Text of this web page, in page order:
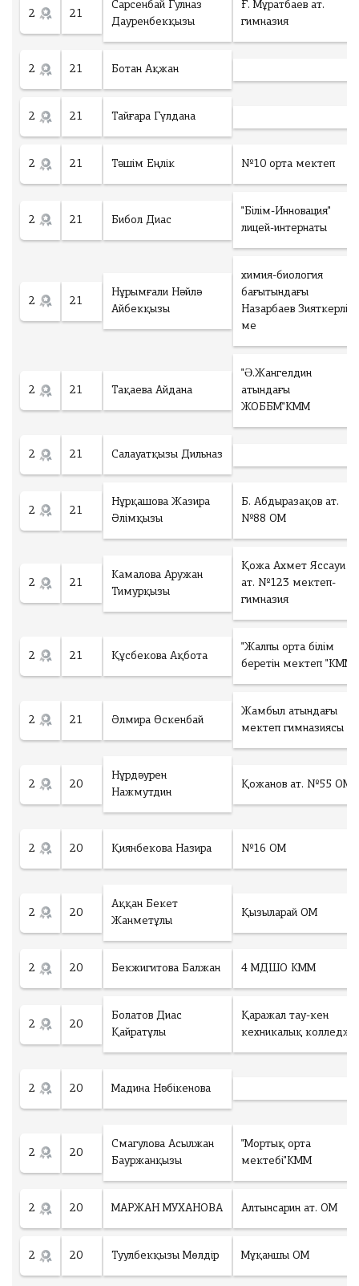
2 21
Сарсенбай Гулназ
Дауренбекқызы
Ғ. Мұратбаев ат.
гимназия
2 21 Ботан Ақжан
2 21 Тайғара Гүлдана
2 21 Тәшім Еңлік №10 орта мектеп
2 21 Бибол Диас
"Білім-Инновация"
лицей-интернаты
2 21
Нұрымғали Нәйлә
Айбекқызы
химия-биология
бағытындағы
Назарбаев Зияткерлік
ме
2 21 Тақаева Айдана
"Ə.Жангелдин
атындағы
ЖОББМ"КММ
2 21 Салауатқызы Дильназ
2 21
Нұрқашова Жазира
Әлімқызы
Б. Абдыразақов ат.
№88 ОМ
2 21
Камалова Аружан
Тимурқызы
Қожа Ахмет Яссауи
ат. №123 мектеп-
гимназия
2 21 Құсбекова Ақбота
"Жалпы орта білім
беретін мектеп "КММ
2 21 Әлмира Өскенбай
Жамбыл атындағы
мектеп гимназиясы
2 20
Нұрдәурен
Нажмутдин
Қожанов ат. №55 ОМ
2 20 Қиянбекова Назира №16 ОМ
2 20
Аққан Бекет
Жанметұлы
Қызыларай ОМ
2 20 Бекжигитова Балжан 4 МДШО КММ
2 20
Болатов Диас
Қайратұлы
Қаражал тау-кен
кехникалық колледж
2 20 Мадина Нәбікенова
2 20
Смагулова Асылжан
Бауржанқызы
"Мортық орта
мектебі"КММ
2 20 МАРЖАН МУХАНОВА Алтынсарин ат. ОМ
2 20 Туулбекқызы Мөлдір Мұқаншы ОМ